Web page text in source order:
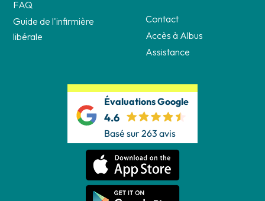
FAQ
Guide de l'infirmière
libérale
Contact
Accès à Albus
Assistance
Évaluations Google
4.6
Basé sur 263 avis